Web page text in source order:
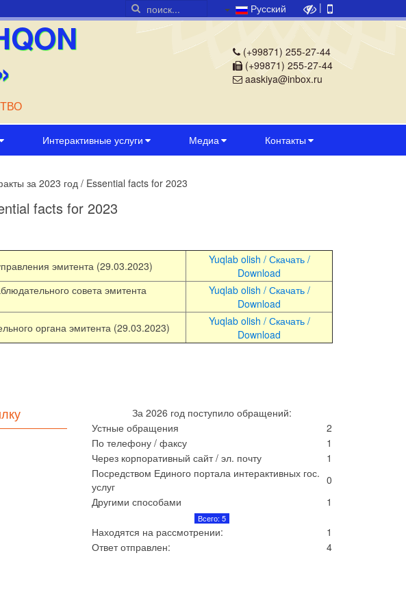
|
Русский
(+99871) 255-27-44
(+99871) 255-27-44
aaskiya@inbox.ru
Интерактивные услуги Медиа Контакты
за 2023 год / Essential facts for 2023
facts for 2023
эмитента (29.03.2023)
Yuqlab olish / Скачать /
Download
совета эмитента
Yuqlab olish / Скачать /
Download
органа эмитента (29.03.2023)
Yuqlab olish / Скачать /
Download
За 2026 год поступило обращений:
Устные обращения
2
По телефону / факсу
1
Через корпоративный сайт / эл. почту
1
Посредством Единого портала интерактивных гос.
услуг
0
Другими способами
1
Всего: 5
Находятся на рассмотрении:
1
Ответ отправлен:
4